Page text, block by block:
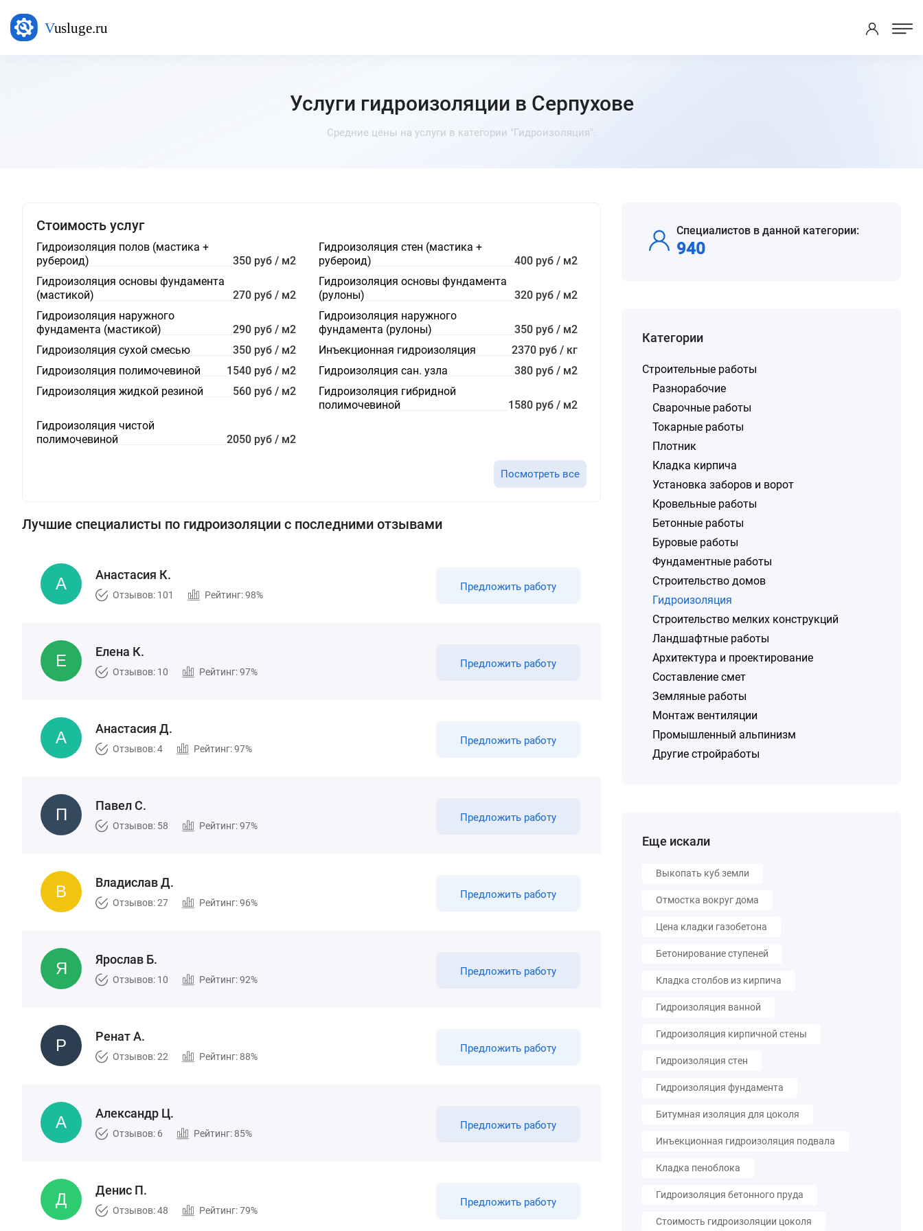
Услуги гидроизоляции в Серпухове
Средние цены на услуги в категории "Гидроизоляция".
Стоимость услуг
Гидроизоляция полов (мастика +
рубероид)
350 руб / м2
Гидроизоляция стен (мастика +
рубероид)
400 руб / м2
Гидроизоляция основы фундамента
(мастикой)
270 руб / м2
Гидроизоляция основы фундамента
(рулоны)
320 руб / м2
Гидроизоляция наружного
фундамента (мастикой)
290 руб / м2
Гидроизоляция наружного
фундамента (рулоны)
350 руб / м2
Гидроизоляция сухой смесью
350 руб / м2 Инъекционная гидроизоляция
2370 руб / кг
Гидроизоляция полимочевиной
1540 руб / м2 Гидроизоляция сан. узла
380 руб / м2
Гидроизоляция жидкой резиной
560 руб / м2
Гидроизоляция гибридной
полимочевиной
1580 руб / м2
Гидроизоляция чистой
полимочевиной
2050 руб / м2
Посмотреть все
Лучшие специалисты по гидроизоляции с последними отзывами
Анастасия К.
Отзывов: 101 Рейтинг: 98%
Предложить работу
Елена К.
Отзывов: 10 Рейтинг: 97%
Предложить работу
Анастасия Д.
Отзывов: 4 Рейтинг: 97%
Предложить работу
Павел С.
Отзывов: 58 Рейтинг: 97%
Предложить работу
Владислав Д.
Отзывов: 27 Рейтинг: 96%
Предложить работу
Ярослав Б.
Отзывов: 10 Рейтинг: 92%
Предложить работу
Ренат А.
Отзывов: 22 Рейтинг: 88%
Предложить работу
Александр Ц.
Отзывов: 6 Рейтинг: 85%
Предложить работу
Денис П.
Отзывов: 48 Рейтинг: 79%
Предложить работу
Специалистов в данной категории:
940
Категории
Строительные работы
Разнорабочие
Сварочные работы
Токарные работы
Плотник
Кладка кирпича
Установка заборов и ворот
Кровельные работы
Бетонные работы
Буровые работы
Фундаментные работы
Строительство домов
Гидроизоляция
Строительство мелких конструкций
Ландшафтные работы
Архитектура и проектирование
Составление смет
Земляные работы
Монтаж вентиляции
Промышленный альпинизм
Другие стройработы
Еще искали
Выкопать куб земли
Отмостка вокруг дома
Цена кладки газобетона
Бетонирование ступеней
Кладка столбов из кирпича
Гидроизоляция ванной
Гидроизоляция кирпичной стены
Гидроизоляция стен
Гидроизоляция фундамента
Битумная изоляция для цоколя
Инъекционная гидроизоляция подвала
Кладка пеноблока
Гидроизоляция бетонного пруда
Стоимость гидроизоляции цоколя